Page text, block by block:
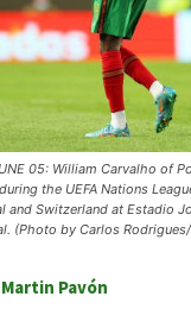
05: William Carvalho of
the UEFA Nations
and Switzerland at Estadio
(Photo by Carlos
Pavón